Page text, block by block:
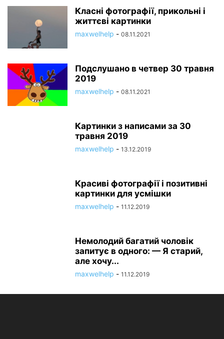
Класні фотографії, прикольні і
життєві картинки
maxwelhelp - 08.11.2021
Подслушано в четвер 30 травня
2019
maxwelhelp - 08.11.2021
Картинки з написами за 30
травня 2019
maxwelhelp - 13.12.2019
Красиві фотографії і позитивні
картинки для усмішки
maxwelhelp - 11.12.2019
Немолодий багатий чоловік
запитує в одного: — Я старий,
але хочу...
maxwelhelp - 11.12.2019